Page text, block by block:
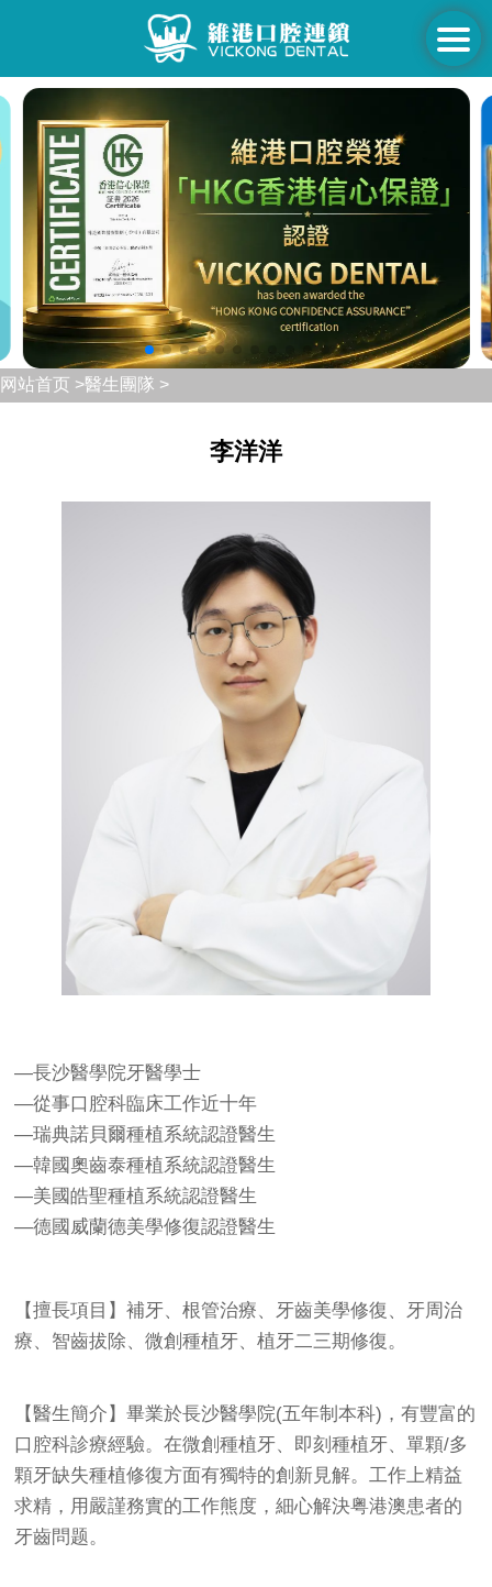
网站首页 >醫生團隊 >
李洋洋
—長沙醫學院牙醫學士
—從事口腔科臨床工作近十年
—瑞典諾貝爾種植系統認證醫生
—韓國奧齒泰種植系統認證醫生
—美國皓聖種植系統認證醫生
—德國威蘭德美學修復認證醫生
【擅長項目】補牙、根管治療、牙齒美學修復、牙周治
療、智齒拔除、微創種植牙、植牙二三期修復。
【醫生簡介】畢業於長沙醫學院(五年制本科)，有豐富的
口腔科診療經驗。在微創種植牙、即刻種植牙、單顆/多
顆牙缺失種植修復方面有獨特的創新見解。工作上精益
求精，用嚴謹務實的工作熊度，細心解決粤港澳患者的
牙齒問题。